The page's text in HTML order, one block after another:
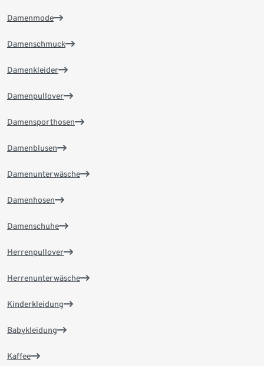
Damenmode
Damenschmuck
Damenkleider
Damenpullover
Damensporthosen
Damenblusen
Damenunterwäsche
Damenhosen
Damenschuhe
Herrenpullover
Herrenunterwäsche
Kinderkleidung
Babykleidung
Kaffee